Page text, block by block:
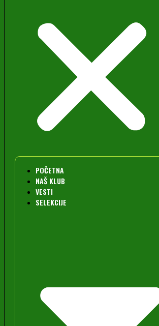
POČETNA
NAŠ KLUB
VESTI
SELEKCIJE